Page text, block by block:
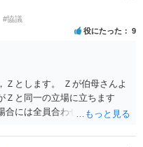
#協議
役にたった 9
Ｚとします。 Ｚが伯母さんよ
Ｚと同一の立場に立ちます
合には全員合わせてＺと同一
とを前提として，遺産分割協